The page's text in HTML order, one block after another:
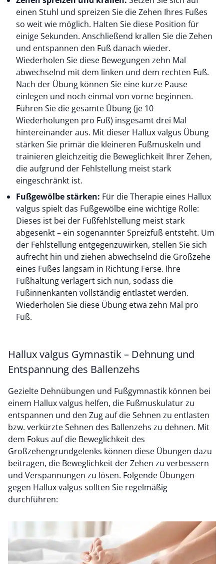
einen Stuhl und spreizen Sie die Zehen Ihres Fußes
so weit wie möglich. Halten Sie diese Position für
einige Sekunden. Anschließend krallen Sie die Zehen
und entspannen den Fuß danach wieder.
Wiederholen Sie diese Bewegungen zehn Mal
abwechselnd mit dem linken und dem rechten Fuß.
Nach der Übung können Sie eine kurze Pause
einlegen und noch einmal von vorne beginnen.
Führen Sie die gesamte Übung (je 10
Wiederholungen pro Fuß) insgesamt drei Mal
hintereinander aus. Mit dieser Hallux valgus Übung
stärken Sie primär die kleineren Fußmuskeln und
trainieren gleichzeitig die Beweglichkeit Ihrer Zehen,
die aufgrund der Fehlstellung meist stark
eingeschränkt ist.
Fußgewölbe stärken: Für die Therapie eines Hallux
valgus spielt das Fußgewölbe eine wichtige Rolle:
Dieses ist bei der Fußfehlstellung meist stark
abgesenkt – ein sogenannter Spreizfuß entsteht. Um
der Fehlstellung entgegenzuwirken, stellen Sie sich
aufrecht hin und ziehen abwechselnd die Großzehe
eines Fußes langsam in Richtung Ferse. Ihre
Fußhaltung verlagert sich nun, sodass die
Fußinnenkanten vollständig entlastet werden.
Wiederholen Sie diese Übung etwa zehn Mal pro
Fuß.
Hallux valgus Gymnastik – Dehnung und
Entspannung des Ballenzehs
Gezielte Dehnübungen und Fußgymnastik können bei
einem Hallux valgus helfen, die Fußmuskulatur zu
entspannen und den Zug auf die Sehnen zu entlasten
bzw. verkürzte Sehnen des Ballenzehs zu dehnen. Mit
dem Fokus auf die Beweglichkeit des
Großzehengrundgelenks können diese Übungen dazu
beitragen, die Beweglichkeit der Zehen zu verbessern
und Verspannungen zu lösen. Folgende Übungen
gegen Hallux valgus sollten Sie regelmäßig
durchführen: